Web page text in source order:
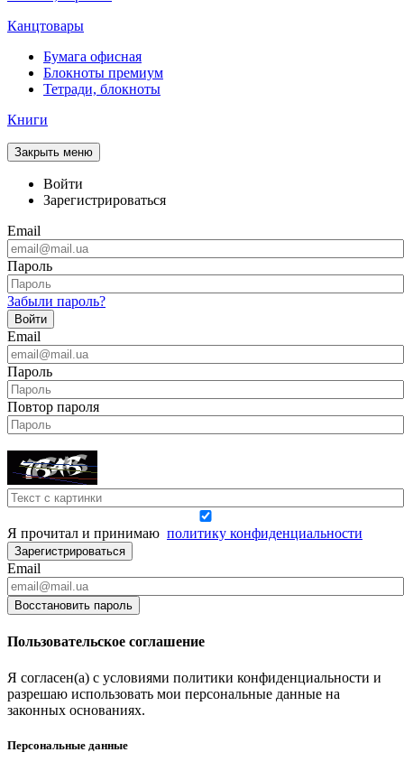
Канцтовары
Бумага офисная
Блокноты премиум
Тетради, блокноты
Книги
Закрыть меню
Войти
Зарегистрироваться
Email
Пароль
Забыли пароль?
Войти
Email
Пароль
Повтор пароля
Я прочитал и принимаю политику конфиденциальности
Зарегистрироваться
Email
Восстановить пароль
Пользовательское соглашение
Я согласен(а) с условиями политики конфиденциальности и
разрешаю использовать мои персональные данные на
законных основаниях.
Персональные данные